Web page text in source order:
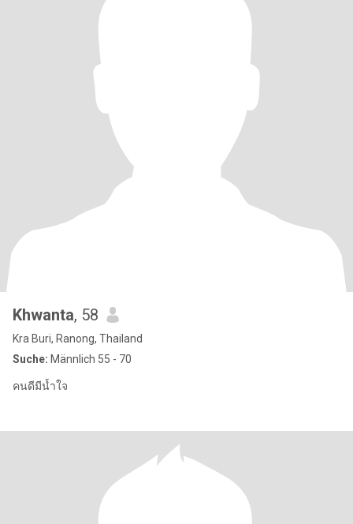
Khwanta, 58
Kra Buri, Ranong, Thailand
Suche: Männlich 55 - 70
คนดีมีน้ำใจ